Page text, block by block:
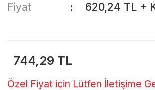
Fiyat
620,24 TL +
744,29 TL
Özel Fiyat için Lütfen İletişime